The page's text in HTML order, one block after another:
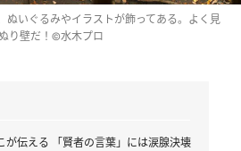
ぬいぐるみやイラストが飾ってある。よく見
り壁だ！©水木プロ
が伝える 「賢者の言葉」には涙腺決壊